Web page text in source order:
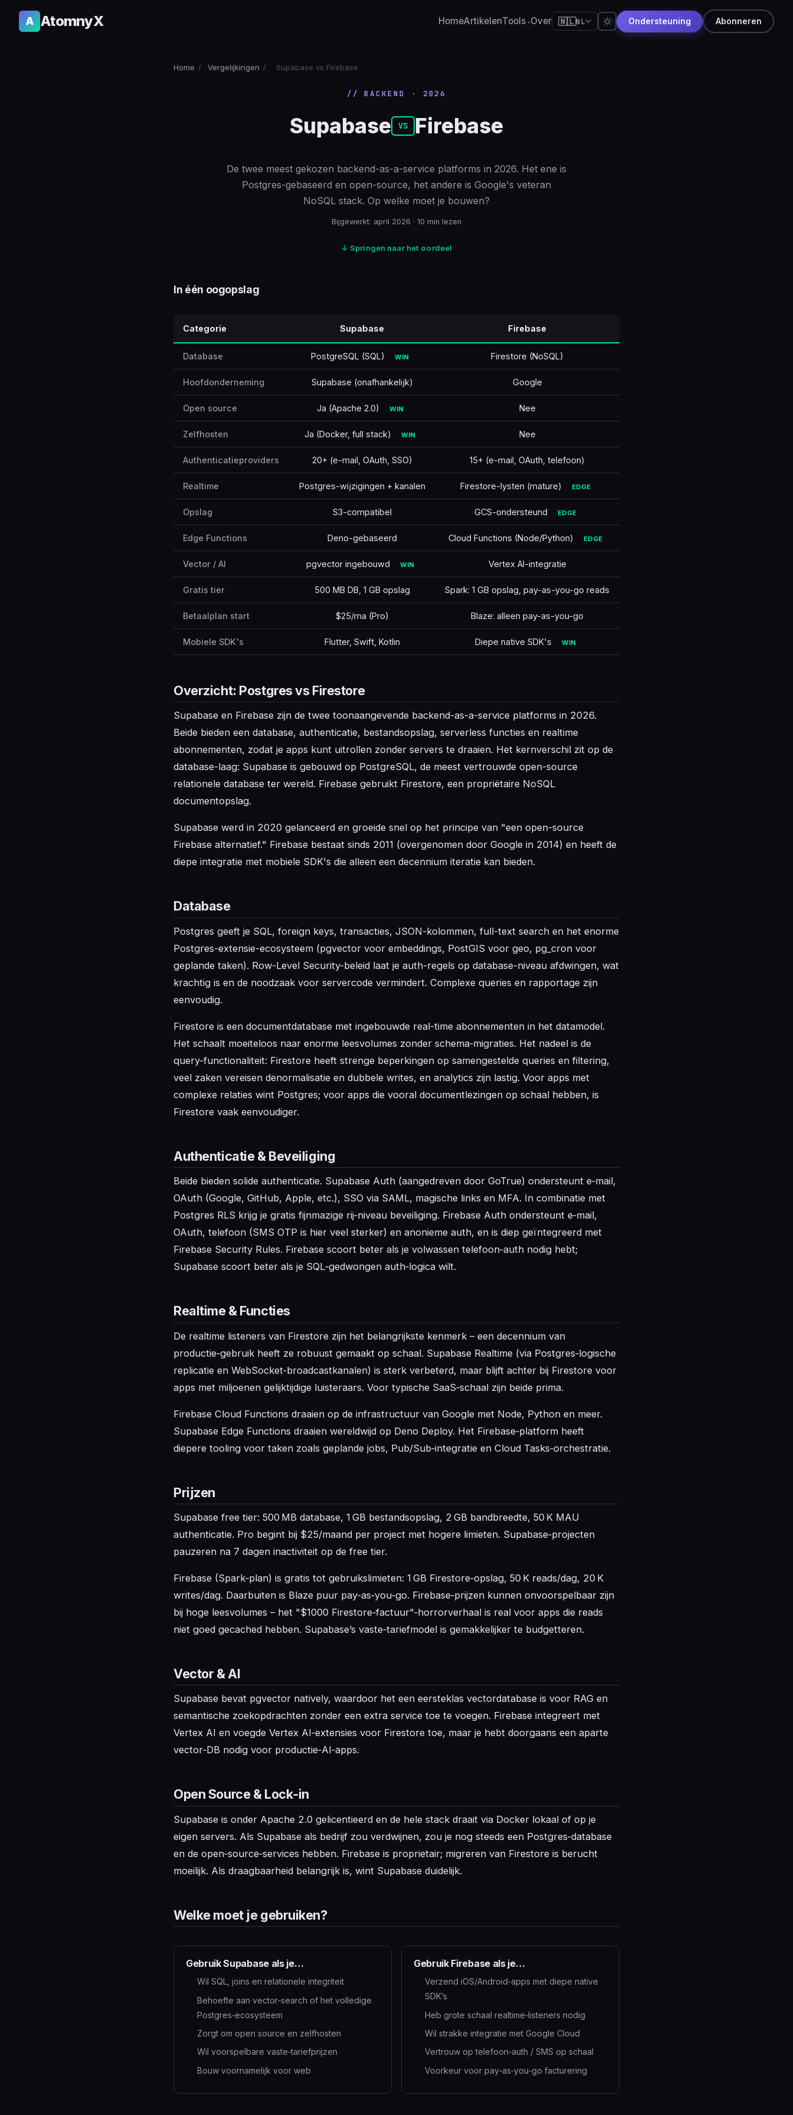
A AtomnyX HomeArtikelenTools Over 🇳🇱NL
🇩🇪
Ondersteuning Abonneren
Home / Vergelijkingen / Supabase vs Firebase
// BACKEND · 2026
Supabase VS Firebase
De twee meest gekozen backend-as-a-service platforms in 2026. Het ene is
Postgres-gebaseerd en open-source, het andere is Google's veteran
NoSQL stack. Op welke moet je bouwen?
Bijgewerkt: april 2026 · 10 min lezen
↓ Springen naar het oordeel
In één oogopslag
Categorie Supabase Firebase
Database PostgreSQL (SQL) WIN Firestore (NoSQL)
Hoofdonderneming Supabase (onafhankelijk) Google
Open source Ja (Apache 2.0) WIN Nee
Zelfhosten Ja (Docker, full stack) WIN Nee
Authenticatieproviders 20+ (e-mail, OAuth, SSO) 15+ (e-mail, OAuth, telefoon)
Realtime Postgres-wijzigingen + kanalen Firestore-lysten (mature) EDGE
Opslag S3-compatibel GCS-ondersteund EDGE
Edge Functions Deno-gebaseerd Cloud Functions (Node/Python) EDGE
Vector / AI pgvector ingebouwd WIN Vertex AI-integratie
Gratis tier 500 MB DB, 1 GB opslag Spark: 1 GB opslag, pay-as-you-go reads
Betaalplan start $25/ma (Pro) Blaze: alleen pay-as-you-go
Mobiele SDK's Flutter, Swift, Kotlin Diepe native SDK's WIN
Overzicht: Postgres vs Firestore
Supabase en Firebase zijn de twee toonaangevende backend-as-a-service platforms in 2026.
Beide bieden een database, authenticatie, bestandsopslag, serverless functies en realtime
abonnementen, zodat je apps kunt uitrollen zonder servers te draaien. Het kernverschil zit op de
database-laag: Supabase is gebouwd op PostgreSQL, de meest vertrouwde open-source
relationele database ter wereld. Firebase gebruikt Firestore, een propriëtaire NoSQL
documentopslag.
Supabase werd in 2020 gelanceerd en groeide snel op het principe van "een open-source
Firebase alternatief." Firebase bestaat sinds 2011 (overgenomen door Google in 2014) en heeft de
diepe integratie met mobiele SDK's die alleen een decennium iteratie kan bieden.
Database
Postgres geeft je SQL, foreign keys, transacties, JSON-kolommen, full-text search en het enorme
Postgres-extensie-ecosysteem (pgvector voor embeddings, PostGIS voor geo, pg_cron voor
geplande taken). Row-Level Security-beleid laat je auth-regels op database-niveau afdwingen, wat
krachtig is en de noodzaak voor servercode vermindert. Complexe queries en rapportage zijn
eenvoudig.
Firestore is een documentdatabase met ingebouwde real-time abonnementen in het datamodel.
Het schaalt moeiteloos naar enorme leesvolumes zonder schema‑migraties. Het nadeel is de
query‑functionaliteit: Firestore heeft strenge beperkingen op samengestelde queries en filtering,
veel zaken vereisen denormalisatie en dubbele writes, en analytics zijn lastig. Voor apps met
complexe relaties wint Postgres; voor apps die vooral documentlezingen op schaal hebben, is
Firestore vaak eenvoudiger.
Authenticatie & Beveiliging
Beide bieden solide authenticatie. Supabase Auth (aangedreven door GoTrue) ondersteunt e‑mail,
OAuth (Google, GitHub, Apple, etc.), SSO via SAML, magische links en MFA. In combinatie met
Postgres RLS krijg je gratis fijnmazige rij‑niveau beveiliging. Firebase Auth ondersteunt e‑mail,
OAuth, telefoon (SMS OTP is hier veel sterker) en anonieme auth, en is diep geïntegreerd met
Firebase Security Rules. Firebase scoort beter als je volwassen telefoon‑auth nodig hebt;
Supabase scoort beter als je SQL‑gedwongen auth‑logica wilt.
Realtime & Functies
De realtime listeners van Firestore zijn het belangrijkste kenmerk – een decennium van
productie‑gebruik heeft ze robuust gemaakt op schaal. Supabase Realtime (via Postgres‑logische
replicatie en WebSocket‑broadcastkanalen) is sterk verbeterd, maar blijft achter bij Firestore voor
apps met miljoenen gelijktijdige luisteraars. Voor typische SaaS‑schaal zijn beide prima.
Firebase Cloud Functions draaien op de infrastructuur van Google met Node, Python en meer.
Supabase Edge Functions draaien wereldwijd op Deno Deploy. Het Firebase‑platform heeft
diepere tooling voor taken zoals geplande jobs, Pub/Sub‑integratie en Cloud Tasks‑orchestratie.
Prijzen
Supabase free tier: 500 MB database, 1 GB bestandsopslag, 2 GB bandbreedte, 50 K MAU
authenticatie. Pro begint bij $25/maand per project met hogere limieten. Supabase‑projecten
pauzeren na 7 dagen inactiviteit op de free tier.
Firebase (Spark‑plan) is gratis tot gebruikslimieten: 1 GB Firestore‑opslag, 50 K reads/dag, 20 K
writes/dag. Daarbuiten is Blaze puur pay‑as‑you‑go. Firebase‑prijzen kunnen onvoorspelbaar zijn
bij hoge leesvolumes – het "$1000 Firestore‑factuur"‑horrorverhaal is real voor apps die reads
niet goed gecached hebben. Supabase’s vaste‑tariefmodel is gemakkelijker te budgetteren.
Vector & AI
Supabase bevat pgvector natively, waardoor het een eersteklas vectordatabase is voor RAG en
semantische zoekopdrachten zonder een extra service toe te voegen. Firebase integreert met
Vertex AI en voegde Vertex AI‑extensies voor Firestore toe, maar je hebt doorgaans een aparte
vector‑DB nodig voor productie‑AI‑apps.
Open Source & Lock‑in
Supabase is onder Apache 2.0 gelicentieerd en de hele stack draait via Docker lokaal of op je
eigen servers. Als Supabase als bedrijf zou verdwijnen, zou je nog steeds een Postgres‑database
en de open‑source‑services hebben. Firebase is proprietair; migreren van Firestore is berucht
moeilijk. Als draagbaarheid belangrijk is, wint Supabase duidelijk.
Welke moet je gebruiken?
Gebruik Supabase als je…
Wil SQL, joins en relationele integriteit
Behoefte aan vector‑search of het volledige
Postgres‑ecosysteem
Zorgt om open source en zelfhosten
Wil voorspelbare vaste‑tariefprijzen
Bouw voornamelijk voor web
Gebruik Firebase als je…
Verzend iOS/Android‑apps met diepe native
SDK’s
Heb grote schaal realtime‑listeners nodig
Wil strakke integratie met Google Cloud
Vertrouw op telefoon‑auth / SMS op schaal
Voorkeur voor pay‑as‑you‑go facturering